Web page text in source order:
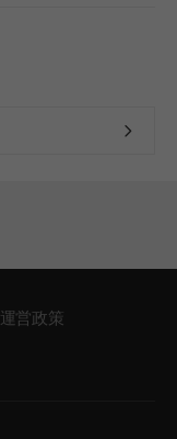
運営政策